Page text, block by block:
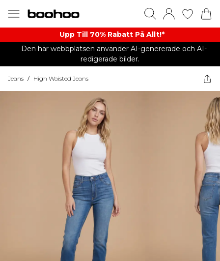
Upp Till 70% Rabatt På Allt!*
Den här webbplatsen använder AI-genererade och AI-
redigerade bilder.
Jeans / High Waisted Jeans